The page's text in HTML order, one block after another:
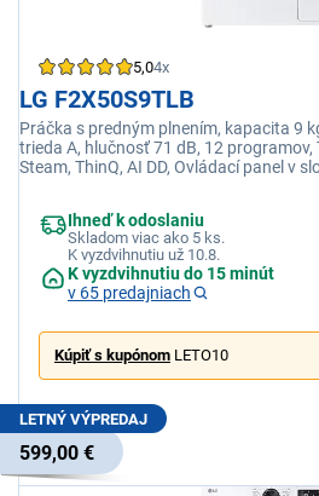
5,04x
LG F2X50S9TLB
Práčka s predným plnením, kapacita 9
trieda A, hlučnosť 71 dB, 12 programov,
Steam, ThinQ, AI DD, Ovládací panel v
Ihneď k odoslaniu
Skladom viac ako 5 ks.
K vyzdvihnutiu už 10.8.
K vyzdvihnutiu do 15 minút
v 65 predajniach
Kúpiť s kupónom LETO10
LETNÝ VÝPREDAJ
599,00 €